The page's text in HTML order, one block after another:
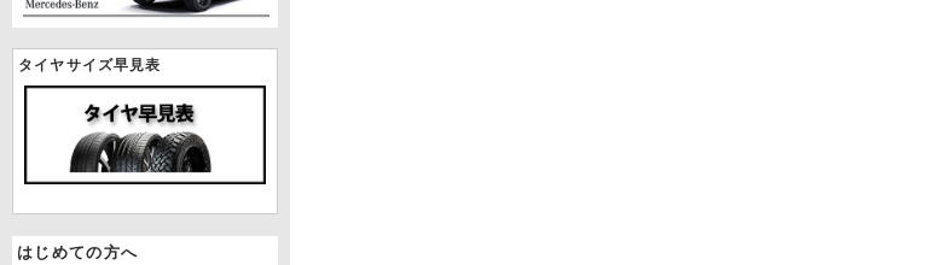
タイヤサイズ早見表
はじめての方へ